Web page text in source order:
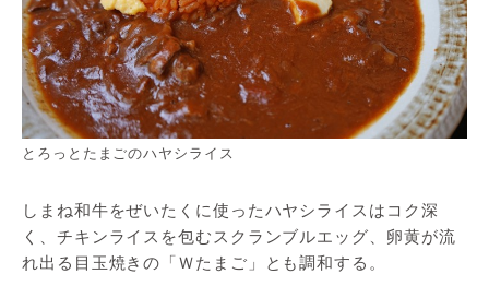
とろっとたまごのハヤシライス
しまね和牛をぜいたくに使ったハヤシライスはコク深
く、チキンライスを包むスクランブルエッグ、卵黄が流
れ出る目玉焼きの「Ｗたまご」とも調和する。